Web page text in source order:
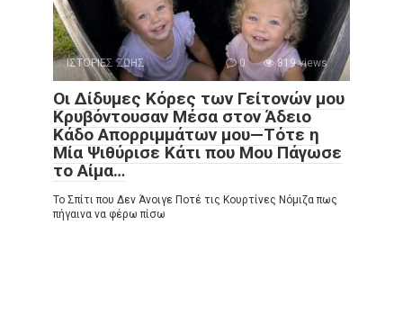
ΙΣΤΟΡΙΕΣ ΖΩΗΣ 0 819 views
Οι Δίδυμες Κόρες των Γείτονών μου
Κρυβόντουσαν Μέσα στον Άδειο
Κάδο Απορριμμάτων μου—Τότε η
Μία Ψιθύρισε Κάτι που Μου Πάγωσε
το Αίμα…
Το Σπίτι που Δεν Άνοιγε Ποτέ τις Κουρτίνες Νόμιζα πως
πήγαινα να φέρω πίσω